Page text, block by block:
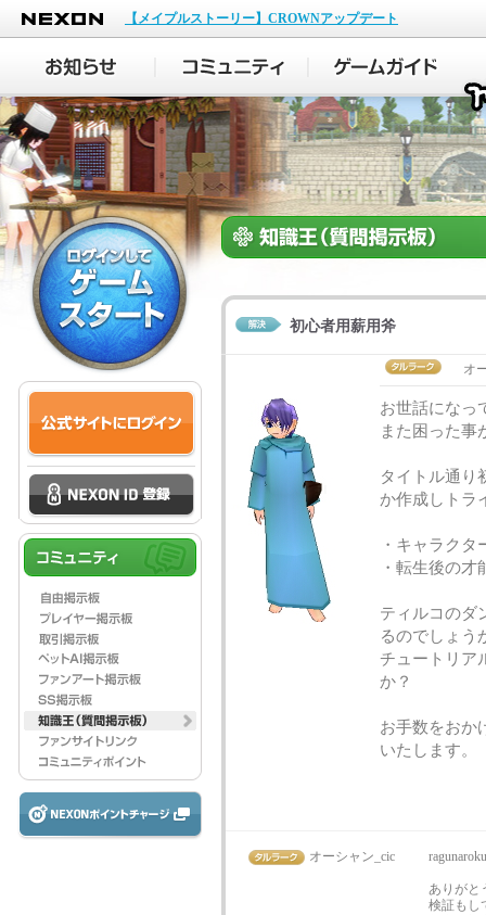
NEXON
【メイプルストーリー】CROWNアップデート
初心者用薪用斧
オ
お世話になっ
また困った事
タイトル通り
か作成しトラ
・キャラク
・転生後の才
ティルコのダ
るのでしょう
チュートリア
か？
お手数をおか
いたします。
オーシャン_cic
ありがと
検証もし